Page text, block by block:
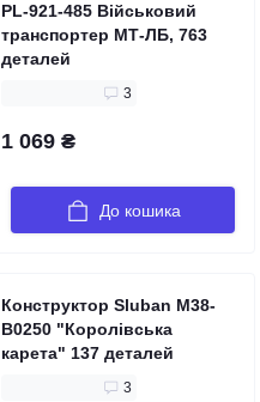
PL-921-485 Військовий
транспортер МТ-ЛБ, 763
деталей
3
1 069 ₴
До кошика
Конструктор Sluban M38-
B0250 "Королівська
карета" 137 деталей
3